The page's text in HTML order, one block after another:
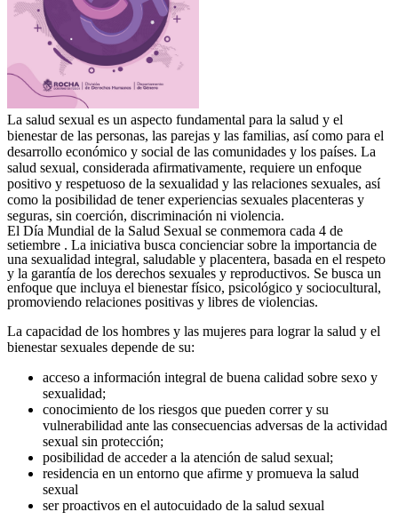
La salud sexual es un aspecto fundamental para la salud y el
bienestar de las personas, las parejas y las familias, así como para el
desarrollo económico y social de las comunidades y los países. La
salud sexual, considerada afirmativamente, requiere un enfoque
positivo y respetuoso de la sexualidad y las relaciones sexuales, así
como la posibilidad de tener experiencias sexuales placenteras y
seguras, sin coerción, discriminación ni violencia.
El Día Mundial de la Salud Sexual se conmemora cada 4 de
setiembre . La iniciativa busca concienciar sobre la importancia de
una sexualidad integral, saludable y placentera, basada en el respeto
y la garantía de los derechos sexuales y reproductivos. Se busca un
enfoque que incluya el bienestar físico, psicológico y sociocultural,
promoviendo relaciones positivas y libres de violencias.
La capacidad de los hombres y las mujeres para lograr la salud y el
bienestar sexuales depende de su:
acceso a información integral de buena calidad sobre sexo y
sexualidad;
conocimiento de los riesgos que pueden correr y su
vulnerabilidad ante las consecuencias adversas de la actividad
sexual sin protección;
posibilidad de acceder a la atención de salud sexual;
residencia en un entorno que afirme y promueva la salud
sexual
ser proactivos en el autocuidado de la salud sexual